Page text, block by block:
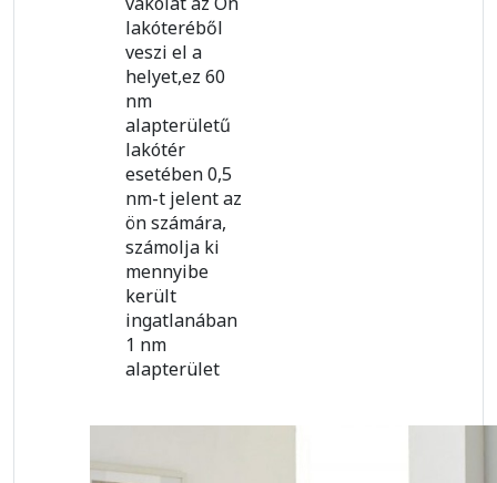
lakóteréből
veszi el a
helyet,ez 60
nm
alapterületű
lakótér
esetében 0,5
nm-t jelent az
ön számára,
számolja ki
mennyibe
került
ingatlanában
1 nm
alapterület